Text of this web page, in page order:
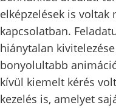
elképzelések is voltak
kapcsolatban.
hiánytalan
bonyolultabb
kívül kiemelt kérés
kezelés is, amelyet